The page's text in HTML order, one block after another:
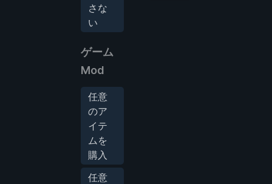
さな
い
ゲーム
Mod
任意
のア
イテ
ムを
購入
任意